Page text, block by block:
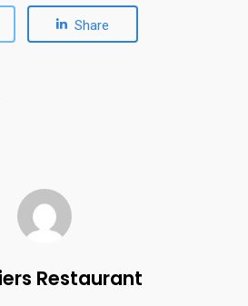
Share
Restaurant